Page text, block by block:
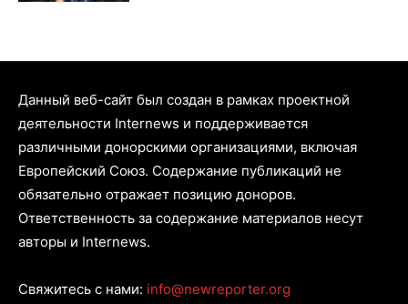
Данный веб-сайт был создан в рамках проектной
деятельности Internews и поддерживается
различными донорскими организациями, включая
Европейский Союз. Содержание публикаций не
обязательно отражает позицию доноров.
Ответственность за содержание материалов несут
авторы и Internews.
Свяжитесь с нами: info@newreporter.org